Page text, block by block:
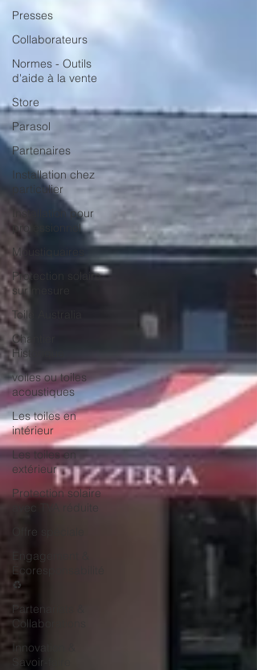
Presses
Collaborateurs
Normes - Outils
d'aide à la vente
Store
Parasol
Partenaires
Installation chez
particulier
Installation pour
professionnel
Moustiquaires
Protection solaire
sur mesure
Toile Australia
Chantier
Historique
voiles ou toiles
acoustiques
Les toiles en
intérieur
Les toiles en
extérieur
Protection solaire
avec TVA réduite
Offre spéciale
Engagement &
Écoresponsabilité
♻️
Partenariats &
Collaborations
Innovation &
Savoir-faire